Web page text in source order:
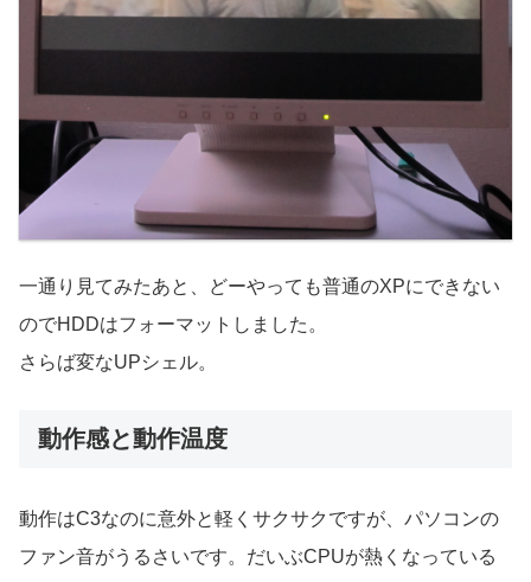
一通り見てみたあと、どーやっても普通のXPにできない
のでHDDはフォーマットしました。
さらば変なUPシェル。
動作感と動作温度
動作はC3なのに意外と軽くサクサクですが、パソコンの
ファン音がうるさいです。だいぶCPUが熱くなっている